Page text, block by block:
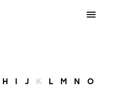
H I J K L M N O